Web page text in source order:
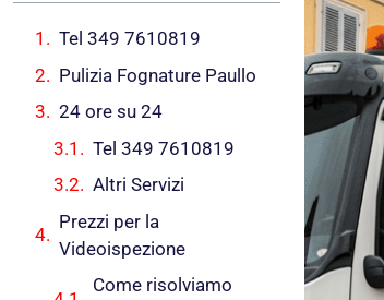
Tel 349 7610819
Pulizia Fognature Paullo
24 ore su 24
Tel 349 7610819
Altri Servizi
Prezzi per la
Videoispezione
Come risolviamo